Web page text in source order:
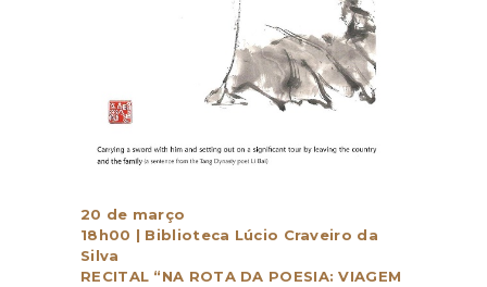
20 de março
18h00 | Biblioteca Lúcio Craveiro da
Silva
RECITAL “NA ROTA DA POESIA: VIAGEM